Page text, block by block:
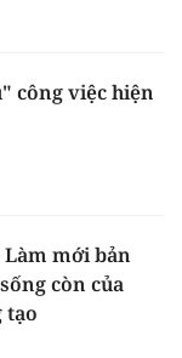
công việc hiện
mới bản
còn của
tạo